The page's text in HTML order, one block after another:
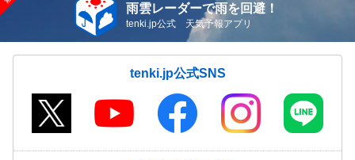
雨雲レーダーで雨を回避！
tenki.jp公式 天気予報アプリ
tenki.jp公式SNS